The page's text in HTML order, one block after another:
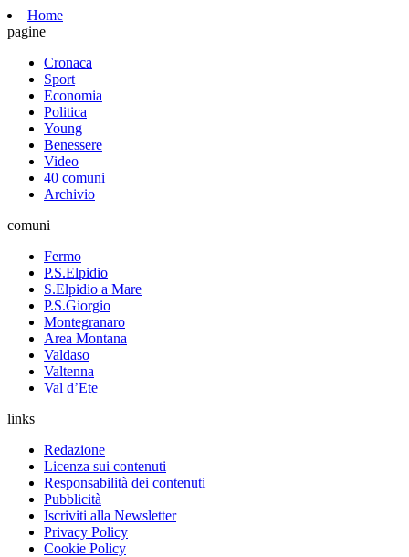
Home
pagine
Cronaca
Sport
Economia
Politica
Young
Benessere
Video
40 comuni
Archivio
comuni
Fermo
P.S.Elpidio
S.Elpidio a Mare
P.S.Giorgio
Montegranaro
Area Montana
Valdaso
Valtenna
Val d’Ete
links
Redazione
Licenza sui contenuti
Responsabilità dei contenuti
Pubblicità
Iscriviti alla Newsletter
Privacy Policy
Cookie Policy